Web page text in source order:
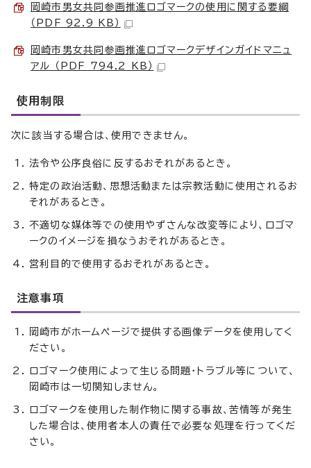
岡崎市男女共同参画推進ロゴマークの使用に関する要綱
（PDF 92.9 KB）
岡崎市男女共同参画推進ロゴマークデザインガイドマニュ
アル （PDF 794.2 KB）
使用制限
次に該当する場合は、使用できません。
法令や公序良俗に反するおそれがあるとき。
特定の政治活動、思想活動または宗教活動に使用されるお
それがあるとき。
不適切な媒体等での使用やずさんな改変等により、ロゴマ
ークのイメージを損なうおそれがあるとき。
営利目的で使用するおそれがあるとき。
注意事項
岡崎市がホームページで提供する画像データを使用してく
ださい。
ロゴマーク使用によって生じる問題・トラブル等について、
岡崎市は一切関知しません。
ロゴマークを使用した制作物に関する事故、苦情等が発生
した場合は、使用者本人の責任で必要な処理を行ってくだ
さい。